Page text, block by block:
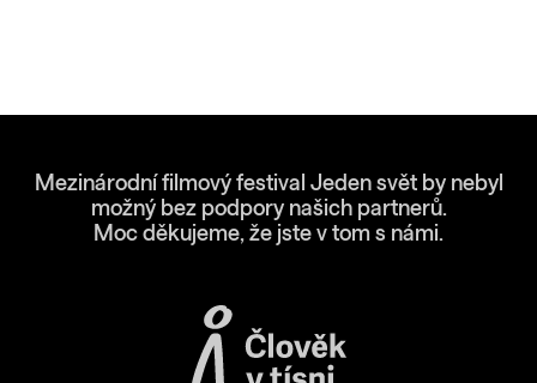
Mezinárodní filmový festival Jeden svět by nebyl
možný bez podpory našich partnerů.
Moc děkujeme, že jste v tom s námi.